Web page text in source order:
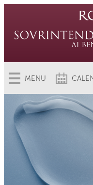
MENU